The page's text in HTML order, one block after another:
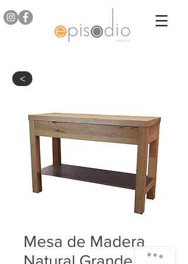
>
Mesa de Madera